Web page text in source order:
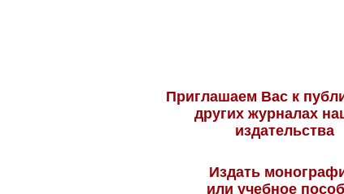
Приглашаем Вас к
других журналах
издательства
Издать
или учебное